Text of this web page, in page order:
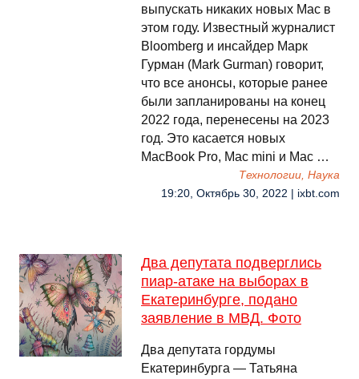
выпускать никаких новых Mac в
этом году. Известный журналист
Bloomberg и инсайдер Марк
Гурман (Mark Gurman) говорит,
что все анонсы, которые ранее
были запланированы на конец
2022 года, перенесены на 2023
год. Это касается новых
MacBook Pro, Mac mini и Mac …
Технологии, Наука
19:20, Октябрь 30, 2022 | ixbt.com
Два депутата подверглись
пиар-атаке на выборах в
Екатеринбурге, подано
заявление в МВД. Фото
Два депутата гордумы
Екатеринбурга — Татьяна